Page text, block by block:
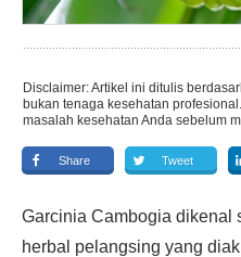
Disclaimer: Artikel ini ditulis
bukan tenaga kesehatan
masalah kesehatan Anda sebelum
Share Tweet
Garcinia Cambogia dikenal
herbal pelangsing yang